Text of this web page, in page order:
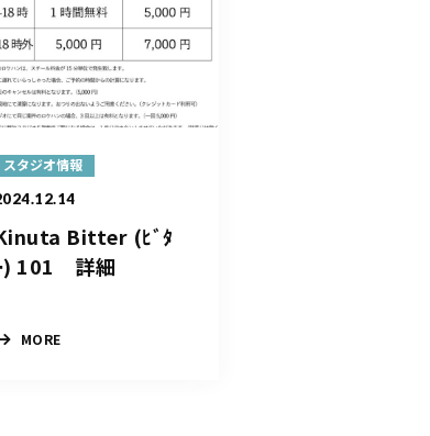
スタジオ情報
Bitter (ﾋﾞﾀ
) 101 詳細
MORE